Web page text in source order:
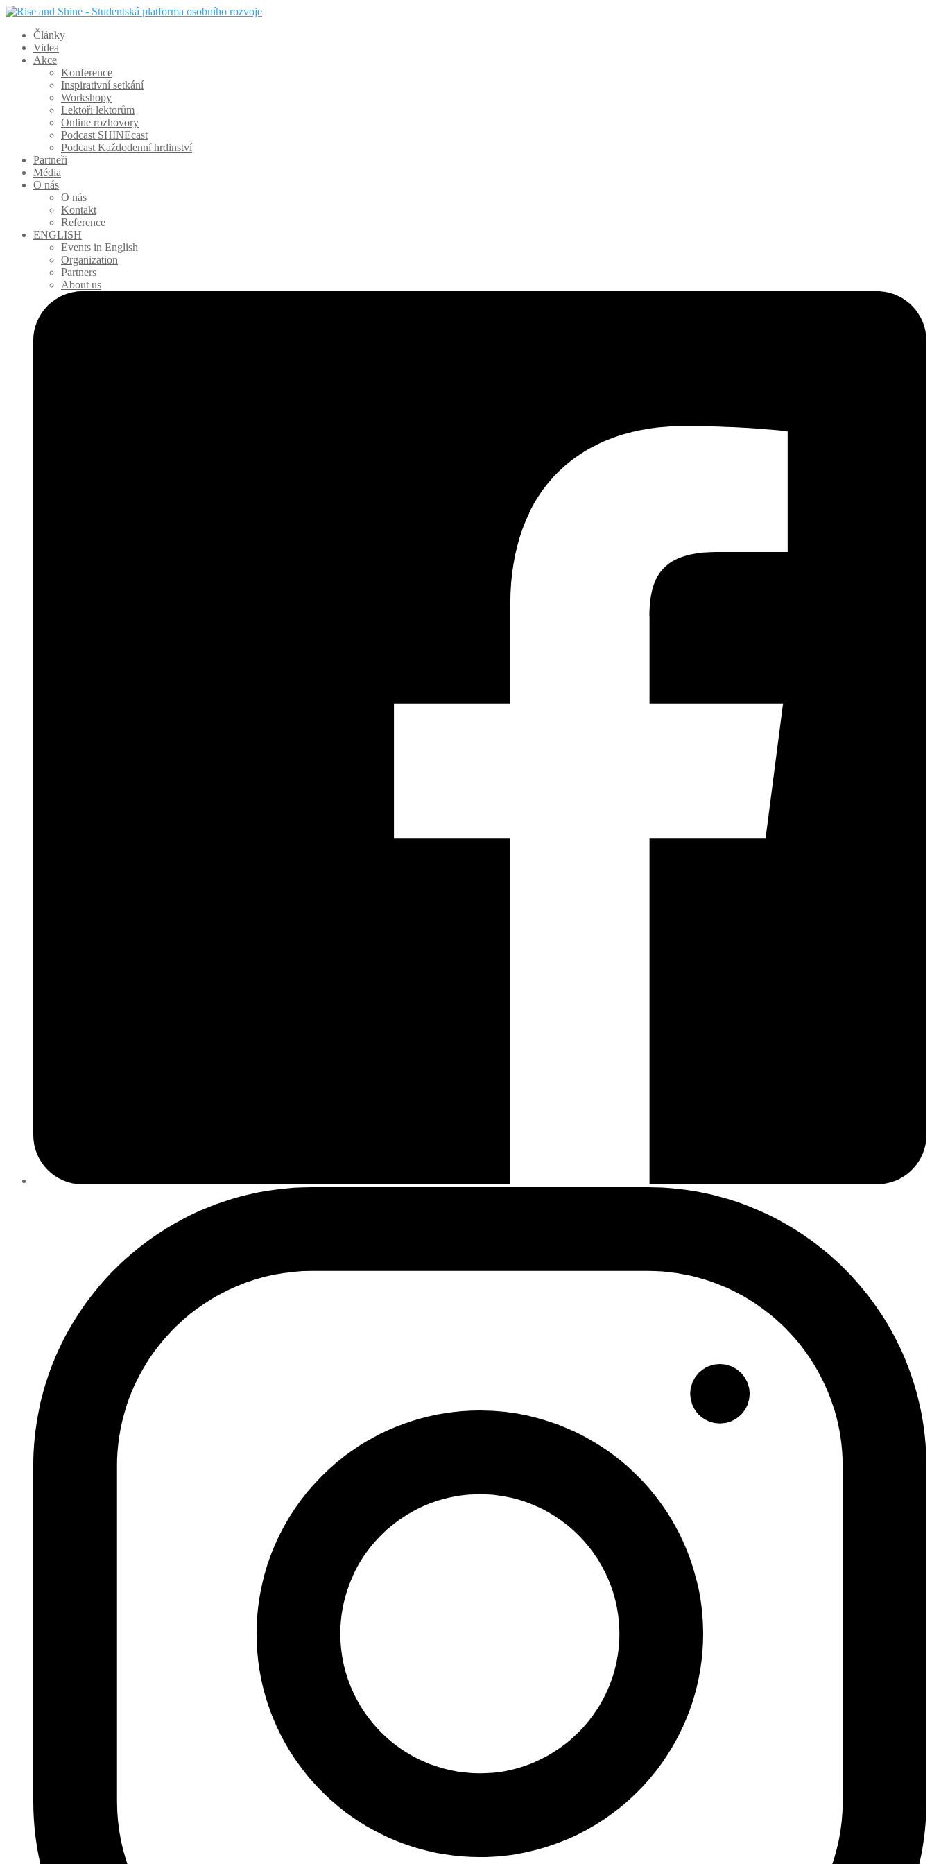
Články
Videa
Akce
Konference
Inspirativní setkání
Workshopy
Lektoři lektorům
Online rozhovory
Podcast SHINEcast
Podcast Každodenní hrdinství
Partneři
Média
O nás
O nás
Kontakt
Reference
ENGLISH
Events in English
Organization
Partners
About us